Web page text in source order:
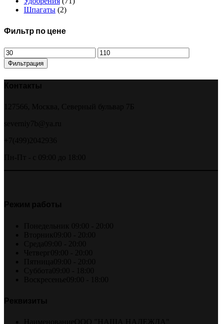
Шпагаты (2)
Фильтр по цене
Минимальная
цена
Максимальная
цена
Фильтрация